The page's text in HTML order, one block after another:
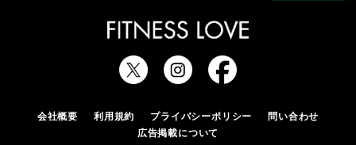
会社概要 利用規約 プライバシーポリシー
問い合わせ
広告掲載について